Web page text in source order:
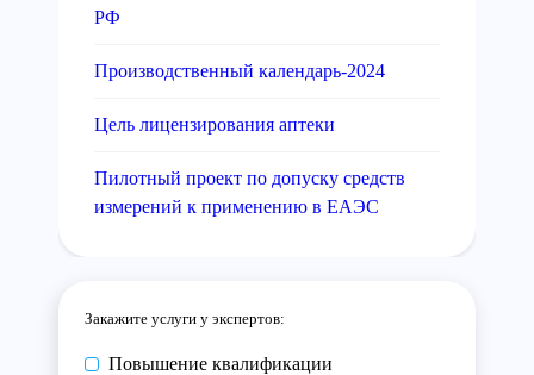
РФ
Производственный календарь-2024
Цель лицензирования аптеки
Пилотный проект по допуску средств
измерений к применению в ЕАЭС
Закажите услуги у экспертов:
Повышение квалификации